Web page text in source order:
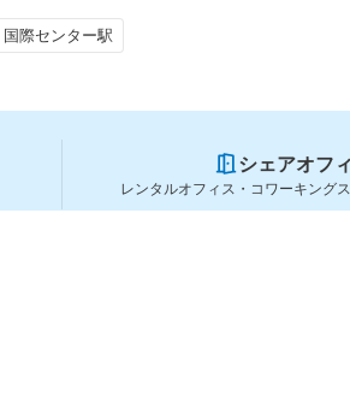
国際センター駅
シェアオフ
レンタルオフィス・コワーキング